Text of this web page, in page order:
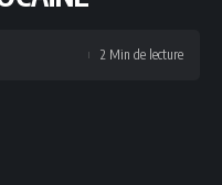
2 Min de lecture